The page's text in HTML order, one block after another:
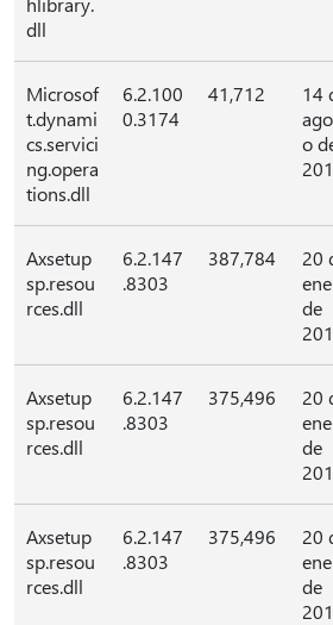
dll
Microsof
t.dynami
cs.servici
ng.opera
tions.dll
6.2.100
0.3174
41,712
14
o
Axsetup
sp.resou
rces.dll
6.2.147
.8303
387,784
20
de
Axsetup
sp.resou
rces.dll
6.2.147
.8303
375,496
20
de
Axsetup
sp.resou
rces.dll
6.2.147
.8303
375,496
20
de